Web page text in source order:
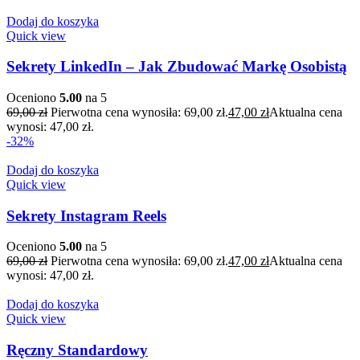
Dodaj do koszyka
Quick view
Sekrety LinkedIn – Jak Zbudować Markę Osobistą
Oceniono 5.00 na 5
69,00zł Pierwotna cena wynosiła: 69,00 zł.47,00 złAktualna cena
wynosi: 47,00 zł.
-32%
Dodaj do koszyka
Quick view
Sekrety Instagram Reels
Oceniono 5.00 na 5
69,00zł Pierwotna cena wynosiła: 69,00 zł.47,00 złAktualna cena
wynosi: 47,00 zł.
Dodaj do koszyka
Quick view
Ręczny Standardowy